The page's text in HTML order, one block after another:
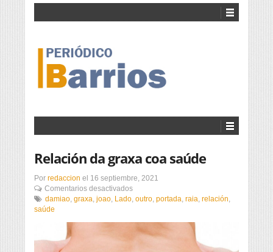
Relación da graxa coa saúde
Por redaccion el 16 septiembre, 2021
Comentarios desactivadosen
Relación
saúde
damiao, graxa, joao, Lado, outro, portada, raia, relación,
saúde